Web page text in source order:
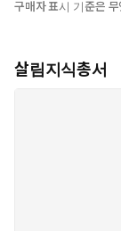
렘 정복 (BC 63), 총
5), 콘스탄틴 황제,
아 여왕이 예루살렘
구매자 표시 기준은
살림지식총서